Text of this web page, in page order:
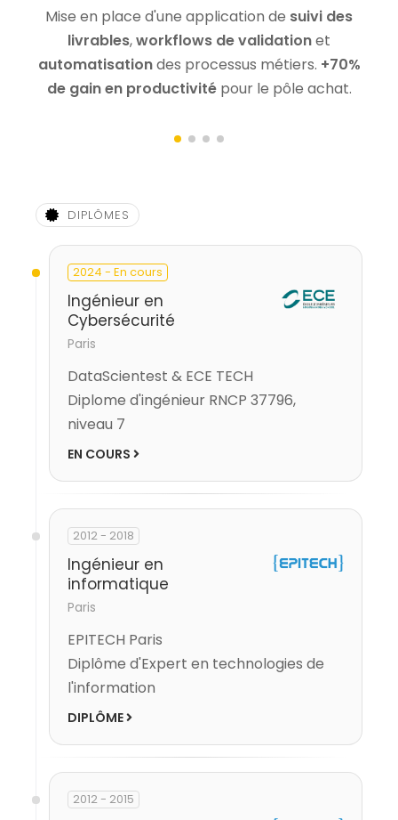
Mise en place d'une application de suivi des
livrables,workflows de validationet
automatisationdes processus métiers. +70%
de gain en productivitépour le pôle achat.
DIPLÔMES
2024 - En cours
Ingénieur en
Cybersécurité
Paris
DataScientest & ECE TECH
Diplome d'ingénieur RNCP 37796,
niveau 7
EN COURS
2012 - 2018
Ingénieur en
informatique
Paris
EPITECH Paris
Diplôme d'Expert en technologies de
l'information
DIPLÔME
2012 - 2015